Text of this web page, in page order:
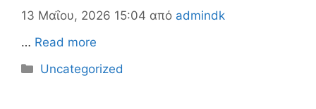
13 Μαΐου, 2026 15:04 από admindk
… Read more
Κατηγορίες
Uncategorized